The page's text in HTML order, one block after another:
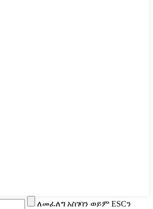
ለመፈለግ አስገባን ወይም ESCን